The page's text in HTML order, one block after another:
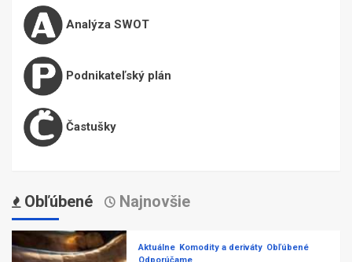
Analýza SWOT
Podnikateľský plán
Častušky
Obľúbené Najnovšie
Aktuálne Komodity a deriváty Obľúbené
Odporúčame